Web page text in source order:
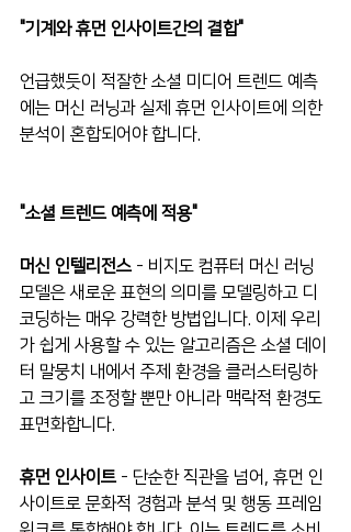
"기계와 휴먼 인사이트간의 결합"
언급했듯이 적잘한 소셜 미디어 트렌드 예측
에는 머신 러닝과 실제 휴먼 인사이트에 의한
분석이 혼합되어야 합니다.
"소셜 트렌드 예측에 적용"
머신 인텔리전스 - 비지도 컴퓨터 머신 러닝
모델은 새로운 표현의 의미를 모델링하고 디
코딩하는 매우 강력한 방법입니다. 이제 우리
가 쉽게 사용할 수 있는 알고리즘은 소셜 데이
터 말뭉치 내에서 주제 환경을 클러스터링하
고 크기를 조정할 뿐만 아니라 맥락적 환경도
표면화합니다.
휴먼 인사이트 - 단순한 직관을 넘어, 휴먼 인
사이트로 문화적 경험과 분석 및 행동 프레임